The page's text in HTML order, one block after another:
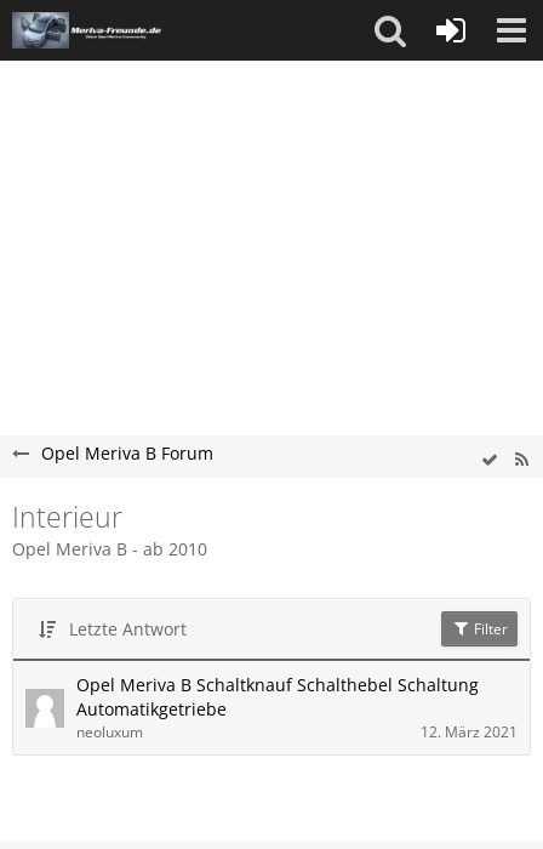
Opel Meriva B Forum
Interieur
Opel Meriva B - ab 2010
Letzte Antwort Filter
Opel Meriva B Schaltknauf Schalthebel Schaltung
Automatikgetriebe
neoluxum 12. März 2021